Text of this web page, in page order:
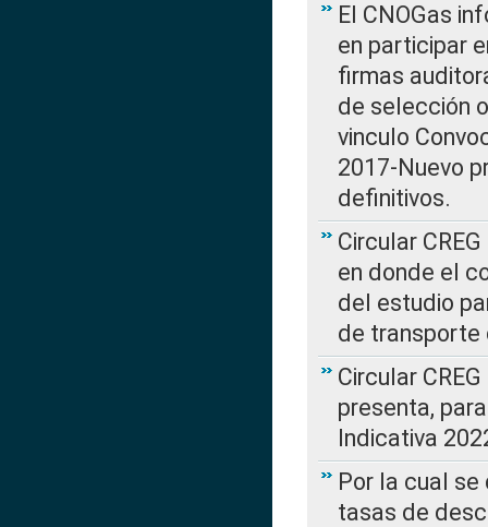
El CNOGas
en participar
firmas
de selección
vinculo
2017-Nuevo
definitivos.
Circular
en donde el
del estudio
de transporte
Circular
presenta,
Indicativa
Por la cual
tasas de